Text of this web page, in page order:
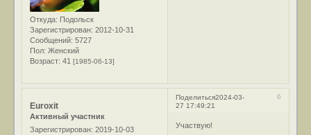
Откуда: Подольск
Зарегистрирован: 2012-10-31
Сообщений: 5727
Пол: Женский
Возраст: 41[1985-06-13]
Поделиться 6
2024-03-
27 17:49:21
Euroxit
Активный участник
Зарегистрирован: 2019-10-03
Участвую!